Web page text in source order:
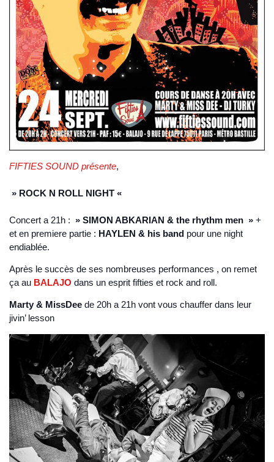
FIFTIES SOUND présente,
» ROCK N ROLL NIGHT «
Concert a 21h : » SIMON ABKARIAN & the rhythm men » +
et en premiere partie : HAYLEN & his band pour une night
endiablée.
Après le succès de ses nombreuses performances , on remet
ça au BALAJO dans un esprit fifties et rock and roll.
Marty & MissDee de 20h a 21h vont vous chauffer dans leur
jivin’ lesson